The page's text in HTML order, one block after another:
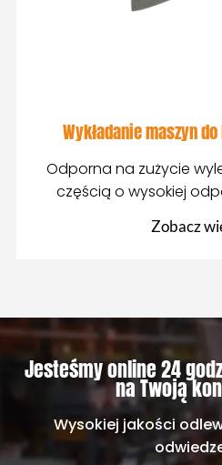
Wykładanie maszyn
Odporna na zużycie
częścią o wysokiej
Zobacz
Jesteśmy online 24
na Twoją
Wysokiej jakości